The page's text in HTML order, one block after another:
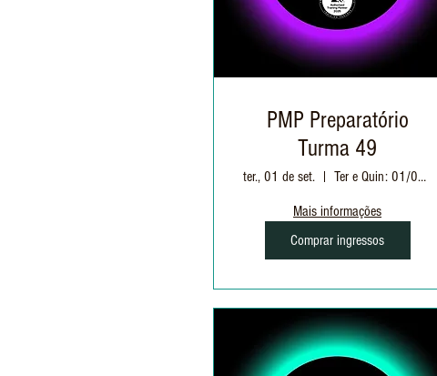
PMP Preparatório
Turma 49
ter., 01 de set. Ter e Quin: 01/09 à 01/10 | 19h às 22h30
Mais informações
Comprar ingressos